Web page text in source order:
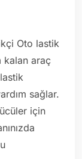
Oto lastik
kalan araç
sağlar.
için